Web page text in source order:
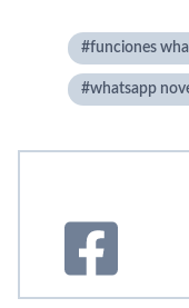
funciones
whatsapp